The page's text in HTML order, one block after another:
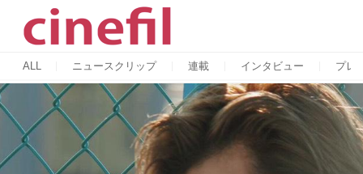
ALL ニュースクリップ 連載 インタビュー プレ